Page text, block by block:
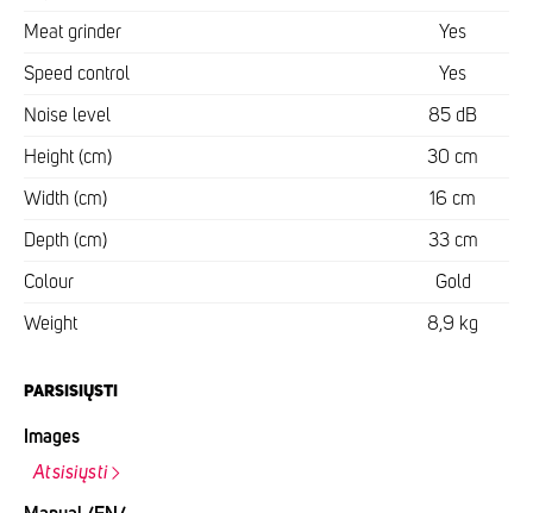
Meat grinder Yes
Speed control Yes
Noise level 85 dB
Height (cm) 30 cm
Width (cm) 16 cm
Depth (cm) 33 cm
Colour Gold
Weight 8,9 kg
PARSISIŲSTI
Images
Atsisiųsti